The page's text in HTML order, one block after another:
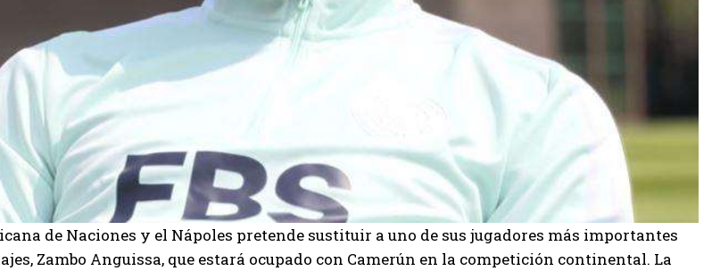
de Naciones y el Nápoles pretende sustituir a uno de sus jugadores más importantes
Zambo Anguissa, que estará ocupado con Camerún en la competición continental. La